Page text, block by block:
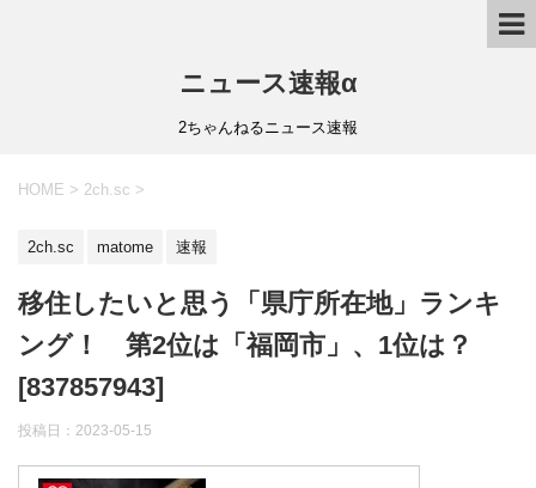
ニュース速報α
2ちゃんねるニュース速報
HOME > 2ch.sc >
2ch.sc matome 速報
移住したいと思う「県庁所在地」ランキ
ング！ 第2位は「福岡市」、1位は？
[837857943]
投稿日： 2023-05-15